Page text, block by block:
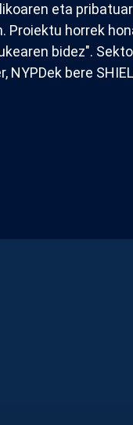
eta
Proiektu horrek
bidez".
bere